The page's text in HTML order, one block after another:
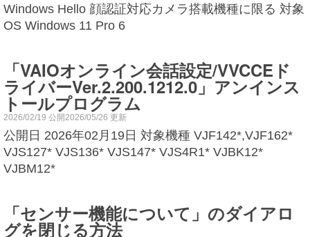
Windows Hello 顔認証対応カメラ搭載機種に限る 対象
OS Windows 11 Pro 6
「VAIOオンライン会話設定/VVCCEド
ライバーVer.2.200.1212.0」アンインス
トールプログラム
2026/02/19 公開2026/05/26 更新
公開日 2026年02月19日 対象機種 VJF142*,VJF162*
VJS127* VJS136* VJS147* VJS4R1* VJBK12*
VJBM12*
「センサー機能について」のダイアロ
グを閉じる方法